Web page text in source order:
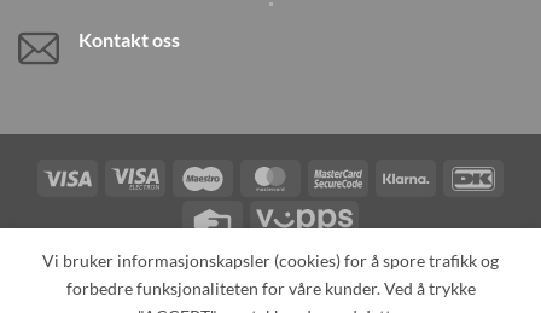
Kontakt oss
Visa
Visa
Maestro MasterCardMasterCardKlarna
Credit
Vipps
TILBAKEKALLINGER KONTAKT OSS
OM OSS
Vi bruker informasjonskapsler (cookies) for å spore trafikk og
forbedre funksjonaliteten for våre kunder. Ved å trykke